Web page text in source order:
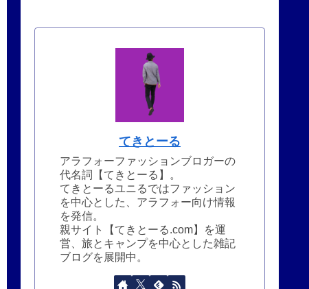
てきとーる
アラフォーファッションブロガーの
代名詞【てきとーる】。
てきとーるユニるではファッション
を中心とした、アラフォー向け情報
を発信。
親サイト【てきとーる.com】を運
営、旅とキャンプを中心とした雑記
ブログを展開中。